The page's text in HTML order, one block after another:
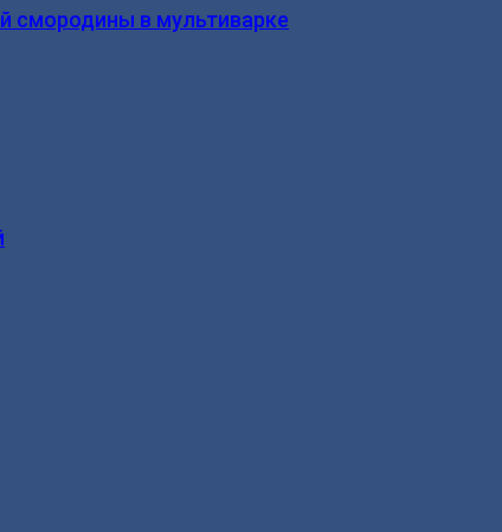
смородины в мультиварке